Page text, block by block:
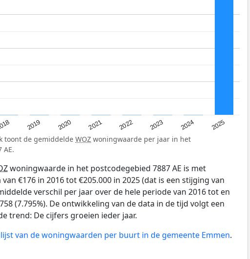
2019 2020 2021 2022 2023 2024 2025
toont de gemiddelde WOZ woningwaarde per jaar in het
AE.
woningwaarde in het postcodegebied 7887 AE is met
€176 in 2016 tot €205.000 in 2025 (dat is een stijging van
verschil per jaar over de hele periode van 2016 tot en
(7.795%). De ontwikkeling van de data in de tijd volgt een
trend: De cijfers groeien ieder jaar.
van de woningwaarden per buurt in de gemeente Emmen.